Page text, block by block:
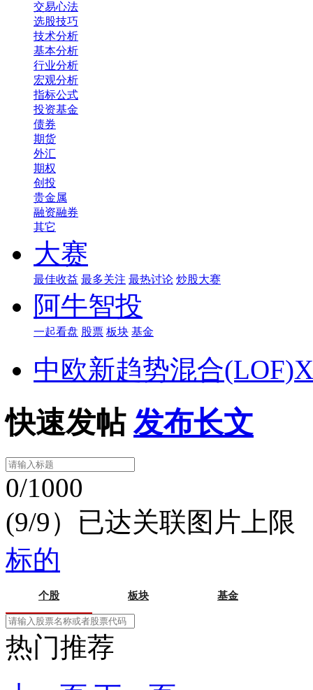
交易心法
选股技巧
技术分析
基本分析
行业分析
宏观分析
指标公式
投资基金
债券
期货
外汇
期权
创投
贵金属
融资融券
其它
大赛
最佳收益 最多关注 最热讨论 炒股大赛
阿牛智投
一起看盘 股票 板块 基金
中欧新趋势混合(LOF)X
快速发帖 发布长文
0/1000
(9/9）已达关联图片上限
标的
个股 板块 基金
热门推荐